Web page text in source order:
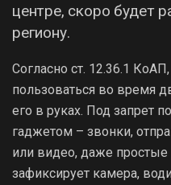
центре, скоро будет
региону.
Согласно ст. 12.36.1
пользоваться во время
его в руках. Под запрет
гаджетом – звонки,
или видео, даже простые
зафиксирует камера,